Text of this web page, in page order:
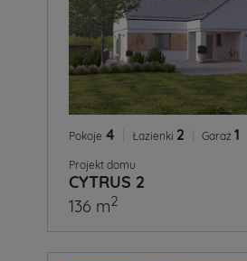
Pokoje 4 Łazienki 2 Garaż 1
Projekt domu
CYTRUS 2
136 m2